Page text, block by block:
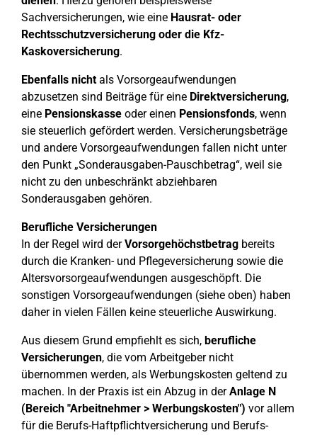
Sachversicherungen, wie eine Hausrat- oder
Rechtsschutzversicherung oder die Kfz-
Kaskoversicherung.
Ebenfalls nichtals Vorsorgeaufwendungen
abzusetzen sind Beiträge für eine Direktversicherung,
eine Pensionskasse oder einen Pensionsfonds, wenn
sie steuerlich gefördert werden. Versicherungsbeträge
und andere Vorsorgeaufwendungen fallen nicht unter
den Punkt „Sonderausgaben-Pauschbetrag“, weil sie
nicht zu den unbeschränkt abziehbaren
Sonderausgaben gehören.
Berufliche Versicherungen
In der Regel wird derVorsorgehöchstbetrag bereits
durch die Kranken- und Pflegeversicherung sowie die
Altersvorsorgeaufwendungen ausgeschöpft. Die
sonstigen Vorsorgeaufwendungen (siehe oben) haben
daher in vielen Fällen keine steuerliche Auswirkung.
Aus diesem Grund empfiehlt es sich, berufliche
Versicherungen, die vom Arbeitgeber nicht
übernommen werden, als Werbungskosten geltend zu
machen. In der Praxis ist ein Abzug in derAnlage N
(Bereich "Arbeitnehmer > Werbungskosten") vor allem
für die Berufs-Haftpflichtversicherung und Berufs-